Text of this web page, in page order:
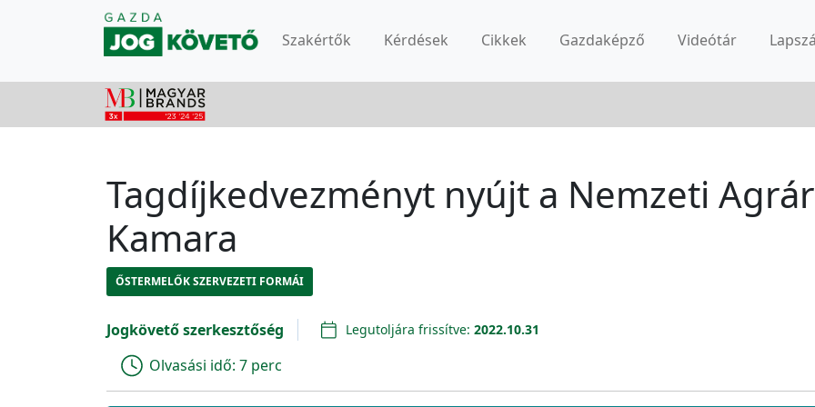
Szakértők Kérdések Cikkek Gazdaképző Videótár
Tagdíjkedvezményt nyújt a Nemzeti
Kamara
ŐSTERMELŐK SZERVEZETI FORMÁI
Jogkövető szerkesztőség Legutoljára frissítve: 2022.10.31
Olvasási idő: 7 perc